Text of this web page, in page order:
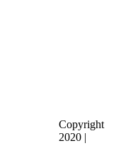
Copyright
2020 |